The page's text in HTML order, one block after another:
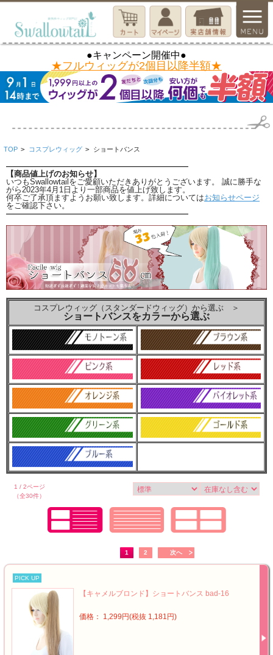
●キャンペーン開催中●
★フルウィッグが2個目以降半額★
TOP > コスプレウィッグ > ショートバンス
―――――――――――――――――――――――
【商品値上げのお知らせ】
いつもSwallowtailをご愛顧いただきありがとうございます。 誠に勝手な
がら2023年4月1日より一部商品を値上げ致します。
何卒ご了承頂ますようお願い致します。詳細についてはお知らせページ
をご確認下さい。
―――――――――――――――――――――――
コスプレウィッグ（スタンダードウィッグ）から選ぶ ＞
ショートバンスをカラーから選ぶ
1 / 2ページ
（全30件）
1 2 次へ
PICK UP
【キャメルブロンド】ショートバンス bad-16
価格： 1,299円(税抜 1,181円)